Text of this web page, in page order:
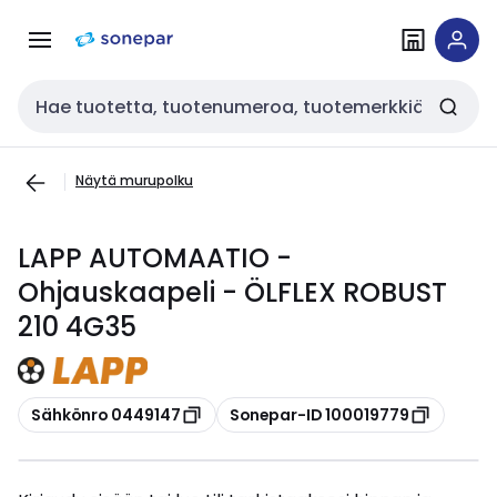
navigointiinsisältöön
Haku
Näytä murupolku
LAPP AUTOMAATIO -
Ohjauskaapeli - ÖLFLEX ROBUST
210 4G35
Kopioi
Sähkönro 0449147 Kopioi
Sonepar-ID 100019779